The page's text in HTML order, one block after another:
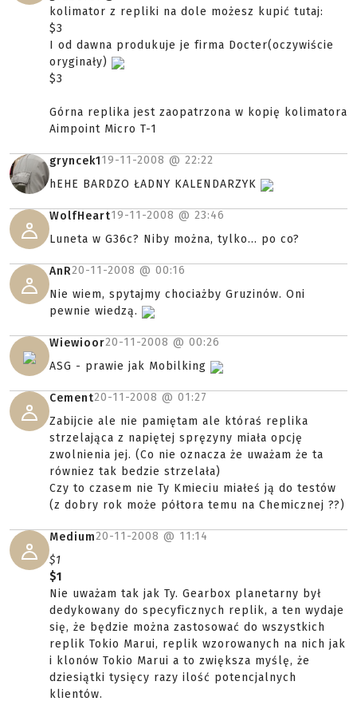
kolimator z repliki na dole możesz kupić tutaj:
$3
I od dawna produkuje je firma Docter(oczywiście
oryginały)
$3
Górna replika jest zaopatrzona w kopię kolimatora
Aimpoint Micro T-1
gryncek119-11-2008 @ 22:22
hEHE BARDZO ŁADNY KALENDARZYK
WolfHeart19-11-2008 @ 23:46
Luneta w G36c? Niby można, tylko... po co?
AnR20-11-2008 @ 00:16
Nie wiem, spytajmy chociażby Gruzinów. Oni
pewnie wiedzą.
Wiewioor20-11-2008 @ 00:26
ASG - prawie jak Mobilking
Cement20-11-2008 @ 01:27
Zabijcie ale nie pamiętam ale któraś replika
strzelająca z napiętej spręzyny miała opcję
zwolnienia jej. (Co nie oznacza że uważam że ta
równiez tak bedzie strzelała)
Czy to czasem nie Ty Kmieciu miałeś ją do testów
(z dobry rok może półtora temu na Chemicznej ??)
Medium20-11-2008 @ 11:14
$1
$1
Nie uważam tak jak Ty. Gearbox planetarny był
dedykowany do specyficznych replik, a ten wydaje
się, że będzie można zastosować do wszystkich
replik Tokio Marui, replik wzorowanych na nich jak
i klonów Tokio Marui a to zwiększa myślę, że
dziesiątki tysięcy razy ilość potencjalnych
klientów.